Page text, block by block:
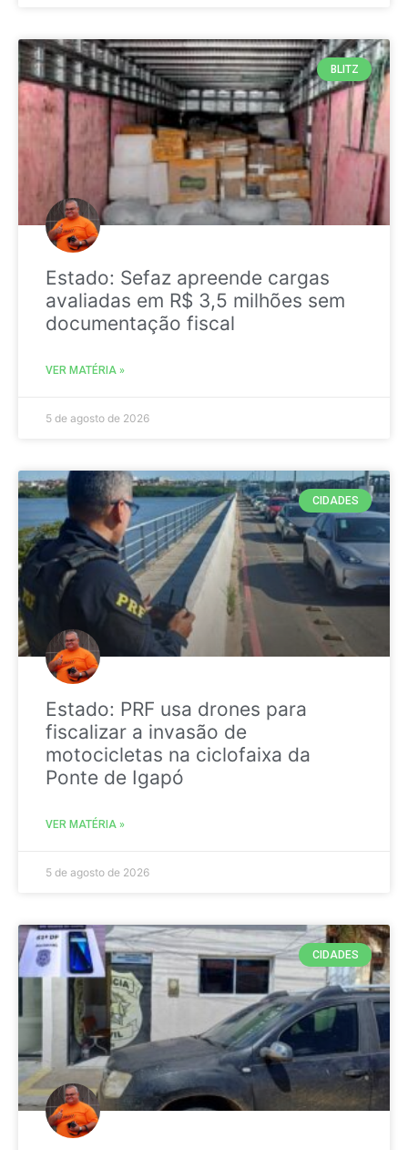
BLITZ
Estado: Sefaz apreende cargas
avaliadas em R$ 3,5 milhões sem
documentação fiscal
VER MATÉRIA »
5 de agosto de 2026
CIDADES
Estado: PRF usa drones para
fiscalizar a invasão de
motocicletas na ciclofaixa da
Ponte de Igapó
VER MATÉRIA »
5 de agosto de 2026
CIDADES